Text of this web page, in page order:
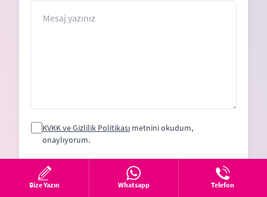
KVKK ve Gizlilik Politikası metnini okudum,
onaylıyorum.
Bize Yazın Whatsapp Telefon